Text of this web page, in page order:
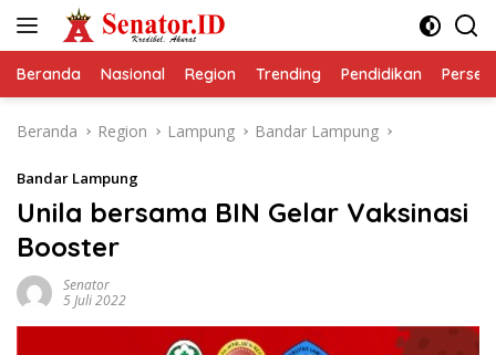
Beranda Nasional Region Trending Pendidikan
Beranda Region Lampung Bandar Lampung
Bandar Lampung
Unila bersama BIN Gelar Vaksinasi
Booster
Senator
5 Juli 2022